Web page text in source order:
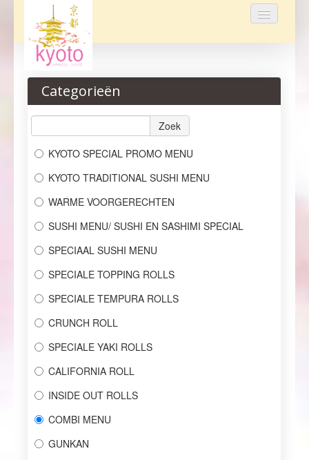
Home
Bestellen
Reservaties
Over ons
Contact
Categorieën
Zoek
KYOTO SPECIAL PROMO MENU
KYOTO TRADITIONAL SUSHI MENU
WARME VOORGERECHTEN
SUSHI MENU/ SUSHI EN SASHIMI SPECIAL
SPECIAAL SUSHI MENU
SPECIALE TOPPING ROLLS
SPECIALE TEMPURA ROLLS
CRUNCH ROLL
SPECIALE YAKI ROLLS
CALIFORNIA ROLL
INSIDE OUT ROLLS
COMBI MENU
GUNKAN